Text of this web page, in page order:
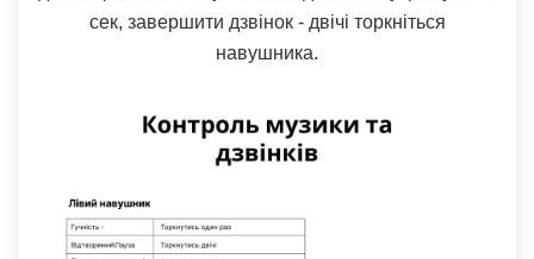
сек, завершити дзвінок - двічі торкніться
навушника.